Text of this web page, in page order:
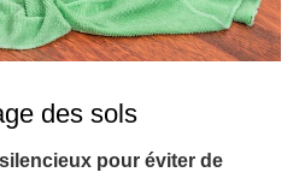
des sols
pour éviter de